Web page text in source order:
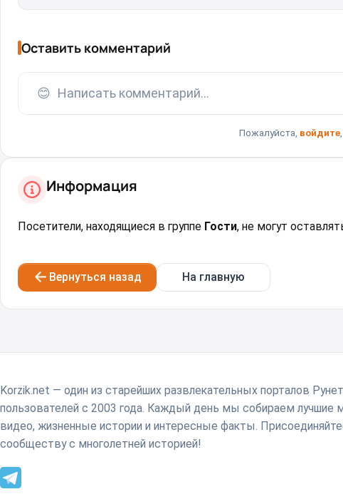
Оставить комментарий
😊 Написать комментарий...
Пожалуйста, войдите
Информация
Посетители, находящиеся в группе Гости, не могут
Вернуться назад На главную
Korzik.net — один из старейших развлекательных порталов
пользователей с 2003 года. Каждый день мы собираем лучшие
видео, жизненные истории и интересные факты.
сообществу с многолетней историей!